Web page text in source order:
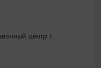
центр г.